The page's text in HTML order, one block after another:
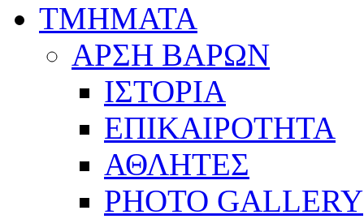
ΤΜΗΜΑΤΑ
ΑΡΣΗ ΒΑΡΩΝ
ΙΣΤΟΡΙΑ
ΕΠΙΚΑΙΡΟΤΗΤΑ
ΑΘΛΗΤΕΣ
PHOTO GALLERY